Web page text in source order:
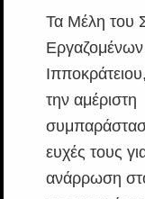
Τα Μέλη του
Εργαζομένων
την αμέριστη
ευχές τους
ανάρρωση